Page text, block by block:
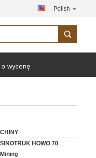
Polish
wycenę
CHINY
SINOTRUK HOWO 70
Mining